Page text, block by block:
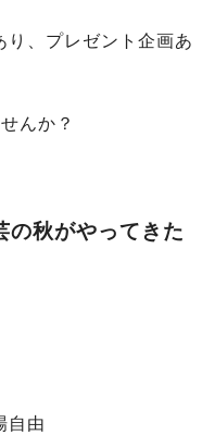
り、プレゼント企画あ
んか？
秋がやってきた
自由